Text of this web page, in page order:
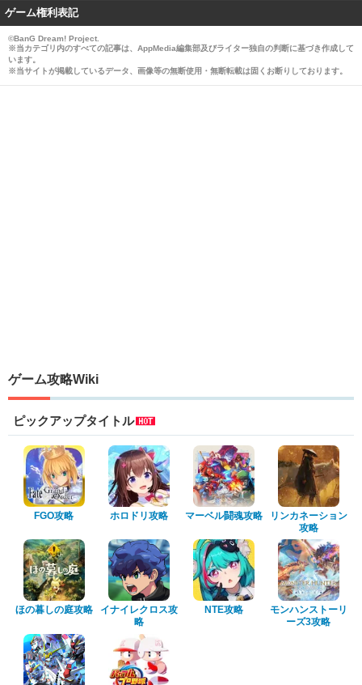
ゲーム権利表記
©BanG Dream! Project.
※当カテゴリ内のすべての記事は、AppMedia編集部及びライター独自の判断に基づき作成して
います。
※当サイトが掲載しているデータ、画像等の無断使用・無断転載は固くお断りしております。
ゲーム攻略Wiki
ピックアップタイトル
FGO攻略 ホロドリ攻略 マーベル闘魂攻略
リンカネーション
攻略
ほの暮しの庭攻略
イナイレクロス攻
略
NTE攻略
モンハンストーリ
ーズ3攻略